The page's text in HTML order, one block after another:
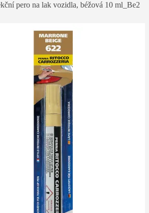
pero na lak vozidla, béžová 10 ml_Be2